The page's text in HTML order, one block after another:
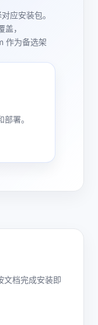
应安装包。
，
作为备选架
署。
文档完成安装即